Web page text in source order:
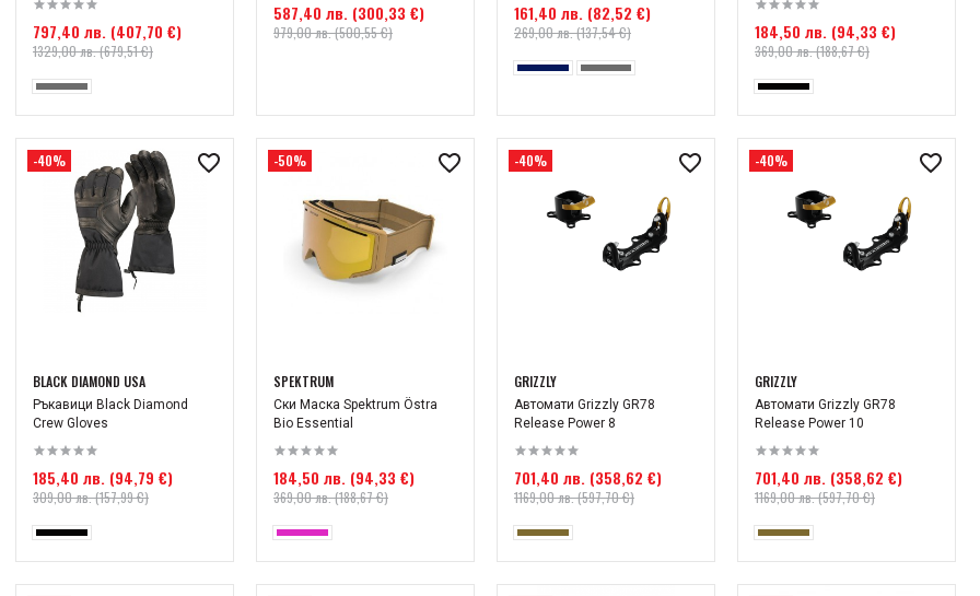
797,40 лв. (407,70 €)
1329,00 лв. (679,51 €)
587,40 лв. (300,33 €)
979,00 лв. (500,55 €)
161,40 лв. (82,52 €)
269,00 лв. (137,54 €) 184,50 лв. (94,33 €)
369,00 лв. (188,67 €)
-40%
BLACK DIAMOND USA
Ръкавици Black Diamond
Crew Gloves
185,40 лв. (94,79 €)
309,00 лв. (157,99 €)
-50%
SPEKTRUM
Ски Маска Spektrum Östra
Bio Essential
184,50 лв. (94,33 €)
369,00 лв. (188,67 €)
-40%
GRIZZLY
Автомати Grizzly GR78
Release Power 8
701,40 лв. (358,62 €)
1169,00 лв. (597,70 €)
-40%
GRIZZLY
Автомати Grizzly GR78
Release Power 10
701,40 лв. (358,62 €)
1169,00 лв. (597,70 €)